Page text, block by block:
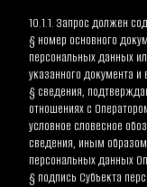
10.1.1. Запрос должен
§ номер основного
персональных данных
указанного документа
§ сведения,
отношениях с
условное словесное
сведения, иным
персональных данных
§ подпись Субъекта